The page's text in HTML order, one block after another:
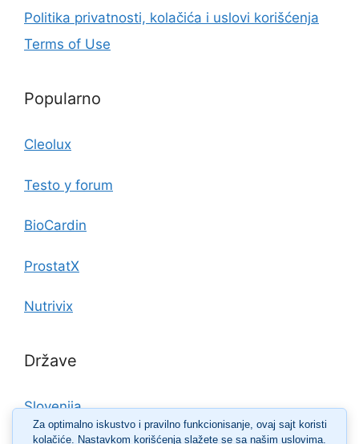
Za optimalno iskustvo i pravilno funkcionisanje, ovaj sajt koristi
kolačiće. Nastavkom korišćenja slažete se sa našim uslovima.
Politika privatnosti, kolačića i uslovi korišćenja
Terms of Use
Popularno
Cleolux
Testo y forum
BioCardin
ProstatX
Nutrivix
Države
Slovenija